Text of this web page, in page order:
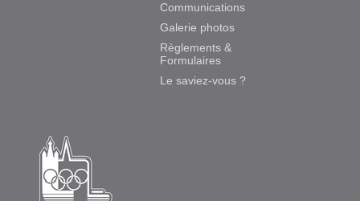
Communications
Galerie photos
Règlements &
Formulaires
Le saviez-vous ?